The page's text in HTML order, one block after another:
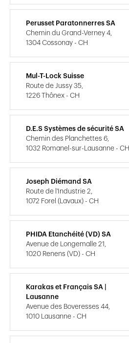
Perusset Paratonnerres SA
Chemin du Grand-Verney 4,
1304 Cossonay - CH
Mul-T-Lock Suisse
Route de Jussy 35,
1226 Thônex - CH
D.E.S Systèmes de sécurité SA
Chemin des Planchettes 6,
1032 Romanel-sur-Lausanne - CH
Joseph Diémand SA
Route de l'Industrie 2,
1072 Forel (Lavaux) - CH
PHIDA Etanchéité (VD) SA
Avenue de Longemalle 21,
1020 Renens (VD) - CH
Karakas et Français SA |
Lausanne
Avenue des Boveresses 44,
1010 Lausanne - CH